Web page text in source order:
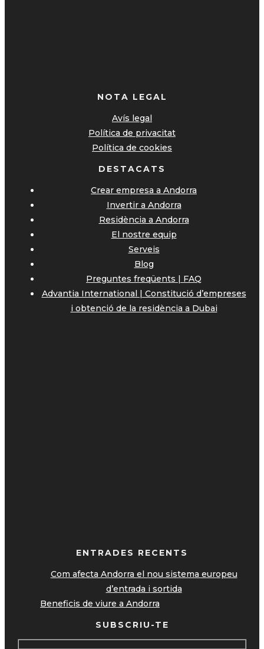
NOTA LEGAL
Avís legal
Política de privacitat
Política de cookies
DESTACATS
Crear empresa a Andorra
Invertir a Andorra
Residència a Andorra
El nostre equip
Serveis
Blog
Preguntes freqüents | FAQ
Advantia International | Constitució d’empreses
i obtenció de la residència a Dubai
ENTRADES RECENTS
Com afecta Andorra el nou sistema europeu
d’entrada i sortida
Beneficis de viure a Andorra
SUBSCRIU-TE